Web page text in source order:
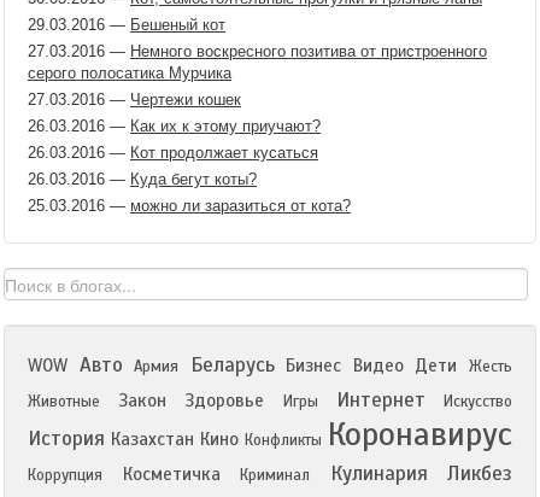
29.03.2016 — Бешеный кот
27.03.2016 — Немного воскресного позитива от пристроенного
серого полосатика Мурчика
27.03.2016 — Чертежи кошек
26.03.2016 — Как их к этому приучают?
26.03.2016 — Кот продолжает кусаться
26.03.2016 — Куда бегут коты?
25.03.2016 — можно ли заразиться от кота?
WOW Авто Армия Беларусь Бизнес Видео Дети
Жесть
Животные
Закон Здоровье Игры Интернет Искусство
История Казахстан Кино Конфликты Коронавирус
Коррупция Косметичка Криминал Кулинария Ликбез